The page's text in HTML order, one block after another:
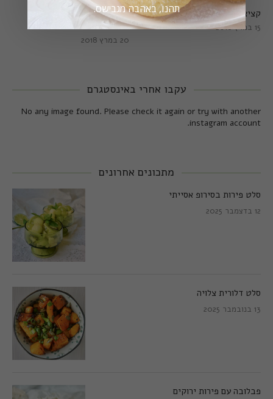
קציצות כרישה טבעוניות
מושלמות
20 במרץ 2018
קציצות כרישה מושלמות
15 במרץ 2018
עקבו אחרי באינסטגרם
No any image found. Please check it again or try with another
instagram account.
מתכונים אחרונים
סלט פירות בסירופ אסייתי
12 בדצמבר 2025
סלט דלורית צלויה
13 בנובמבר 2025
פבלובה עם פירות ירוקים
תהנו, באהבה מגבישס.